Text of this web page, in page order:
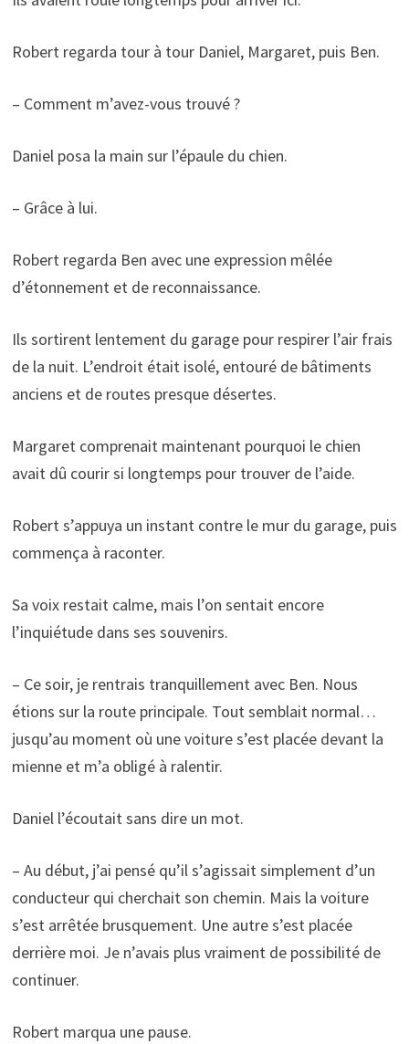
Robert regarda tour à tour Daniel, Margaret, puis Ben.
– Comment m’avez-vous trouvé ?
Daniel posa la main sur l’épaule du chien.
– Grâce à lui.
Robert regarda Ben avec une expression mêlée
d’étonnement et de reconnaissance.
Ils sortirent lentement du garage pour respirer l’air frais
de la nuit. L’endroit était isolé, entouré de bâtiments
anciens et de routes presque désertes.
Margaret comprenait maintenant pourquoi le chien
avait dû courir si longtemps pour trouver de l’aide.
Robert s’appuya un instant contre le mur du garage, puis
commença à raconter.
Sa voix restait calme, mais l’on sentait encore
l’inquiétude dans ses souvenirs.
– Ce soir, je rentrais tranquillement avec Ben. Nous
étions sur la route principale. Tout semblait normal…
jusqu’au moment où une voiture s’est placée devant la
mienne et m’a obligé à ralentir.
Daniel l’écoutait sans dire un mot.
– Au début, j’ai pensé qu’il s’agissait simplement d’un
conducteur qui cherchait son chemin. Mais la voiture
s’est arrêtée brusquement. Une autre s’est placée
derrière moi. Je n’avais plus vraiment de possibilité de
continuer.
Robert marqua une pause.